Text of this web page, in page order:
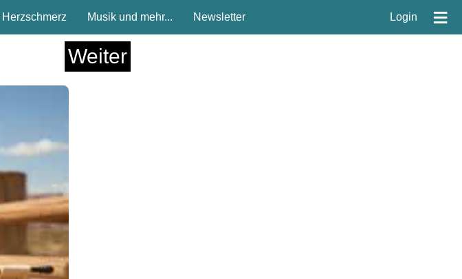
Herzschmerz Musik und mehr... Newsletter Login ≡
Weiter